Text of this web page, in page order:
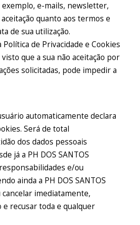
exemplo, e-mails, newsletter,
quanto aos termos e
de sua utilização.
de Privacidade e Cookies
que a sua não aceitação por
solicitadas, pode impedir a
automaticamente declara
Será de total
dos dados pessoais
já a PH DOS SANTOS
responsabilidades e/ou
ainda a PH DOS SANTOS
cancelar imediatamente,
recusar toda e qualquer